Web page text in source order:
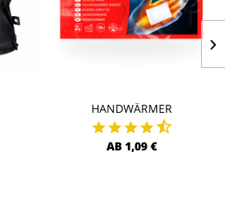
HANDWÄRMER
AB 1,09 €